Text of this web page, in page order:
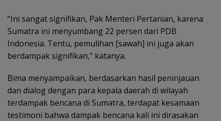
“Ini sangat signifikan, Pak Menteri Pertanian, karena
Sumatra ini menyumbang 22 persen dari PDB
Indonesia. Tentu, pemulihan [sawah] ini juga akan
berdampak signifikan,” katanya.
Bima menyampaikan, berdasarkan hasil peninjauan
dan dialog dengan para kepala daerah di wilayah
terdampak bencana di Sumatra, terdapat kesamaan
testimoni bahwa dampak bencana kali ini dirasakan